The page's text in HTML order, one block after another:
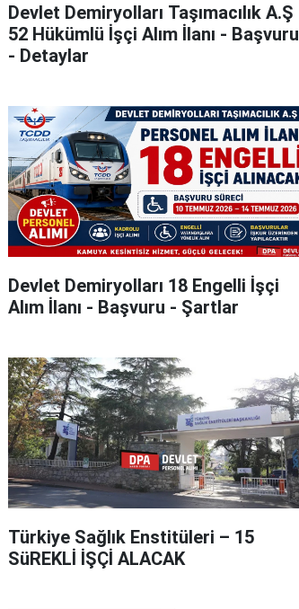
Devlet Demiryolları Taşımacılık A.Ş
52 Hükümlü İşçi Alım İlanı - Başvuru
- Detaylar
Devlet Demiryolları 18 Engelli İşçi
Alım İlanı - Başvuru - Şartlar
Türkiye Sağlık Enstitüleri – 15
SüREKLİ İŞÇİ ALACAK